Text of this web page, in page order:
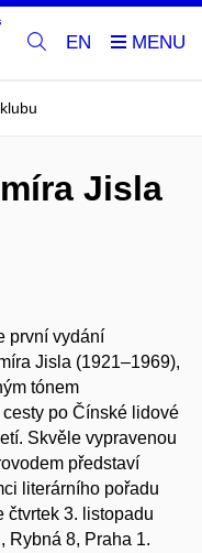
EN
Jisla
první vydání
Jisla (1921–1969),
tónem
po Čínské lidové
Skvěle vypravenou
představí
literárního pořadu
čtvrtek 3. listopadu
Rybná 8, Praha 1.